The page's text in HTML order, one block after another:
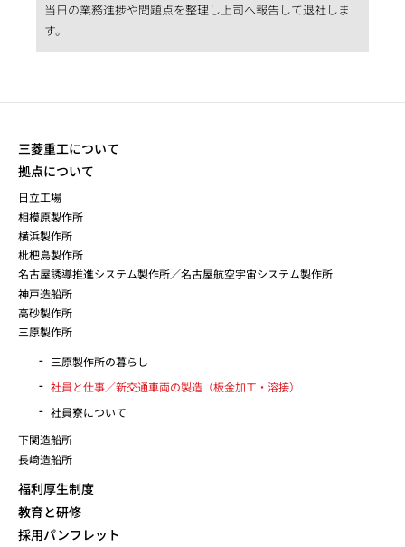
当日の業務進捗や問題点を整理し上司へ報告して退社しま
す。
三菱重工について
拠点について
日立工場
相模原製作所
横浜製作所
枇杷島製作所
名古屋誘導推進システム製作所／名古屋航空宇宙システム製作所
神戸造船所
高砂製作所
三原製作所
三原製作所の暮らし
社員と仕事／新交通車両の製造（板金加工・溶接）
社員寮について
下関造船所
長崎造船所
福利厚生制度
教育と研修
採用パンフレット